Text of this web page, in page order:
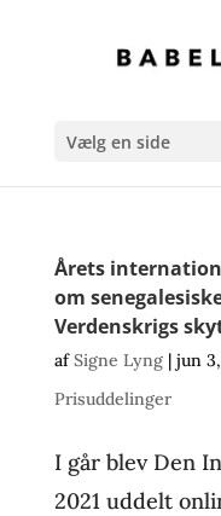
Vælg en side
Årets
om
Verdenskrigs
afSigne Lyng| jun
Prisuddelinger
I går blev Den
2021 uddelt